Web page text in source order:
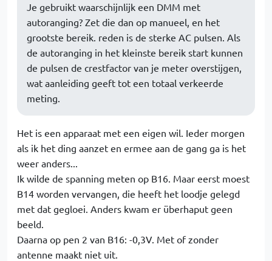
Je gebruikt waarschijnlijk een DMM met
autoranging? Zet die dan op manueel, en het
grootste bereik. reden is de sterke AC pulsen. Als
de autoranging in het kleinste bereik start kunnen
de pulsen de crestfactor van je meter overstijgen,
wat aanleiding geeft tot een totaal verkeerde
meting.
Het is een apparaat met een eigen wil. Ieder morgen
als ik het ding aanzet en ermee aan de gang ga is het
weer anders...
Ik wilde de spanning meten op B16. Maar eerst moest
B14 worden vervangen, die heeft het loodje gelegd
met dat gegloei. Anders kwam er überhaput geen
beeld.
Daarna op pen 2 van B16: -0,3V. Met of zonder
antenne maakt niet uit.